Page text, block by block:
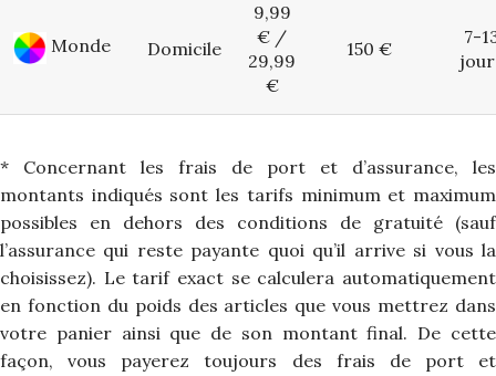
Monde Domicile
9,99
€ /
29,99
€
150 €
7-
* Concernant les frais de port et d’assurance, les
montants indiqués sont les tarifs minimum et maximum
possibles en dehors des conditions de gratuité (sauf
l’assurance qui reste payante quoi qu’il arrive si vous la
choisissez). Le tarif exact se calculera automatiquement
en fonction du poids des articles que vous mettrez dans
votre panier ainsi que de son montant final. De cette
façon, vous payerez toujours des frais de port et